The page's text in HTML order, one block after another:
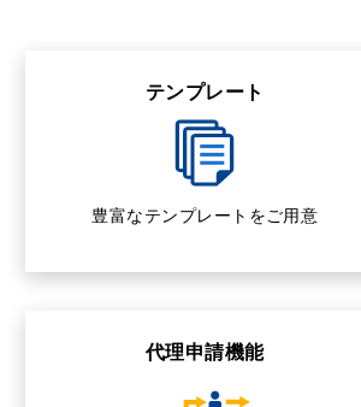
テンプレート
豊富なテンプレートをご用意
代理申請機能